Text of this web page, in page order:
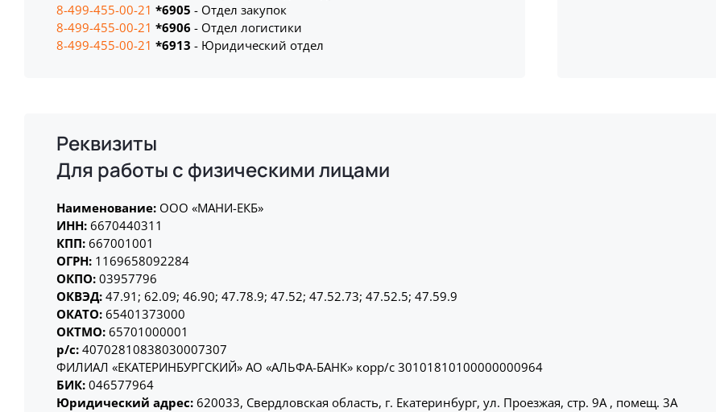
8-499-455-00-21 *6905 - Отдел закупок
8-499-455-00-21 *6906 - Отдел логистики
8-499-455-00-21 *6913 - Юридический отдел
Реквизиты
Для работы с физическими лицами
Наименование: ООО «МАНИ-ЕКБ»
ИНН: 6670440311
КПП: 667001001
ОГРН: 1169658092284
ОКПО: 03957796
ОКВЭД: 47.91; 62.09; 46.90; 47.78.9; 47.52; 47.52.73; 47.52.5; 47.59.9
ОКАТО: 65401373000
ОКТМО: 65701000001
р/с: 40702810838030007307
ФИЛИАЛ «ЕКАТЕРИНБУРГСКИЙ» АО «АЛЬФА-БАНК» корр/с 30101810100000000964
БИК: 046577964
Юридический адрес: 620033, Свердловская область, г. Екатеринбург, ул. Проезжая, стр. 9А , помещ. 3А